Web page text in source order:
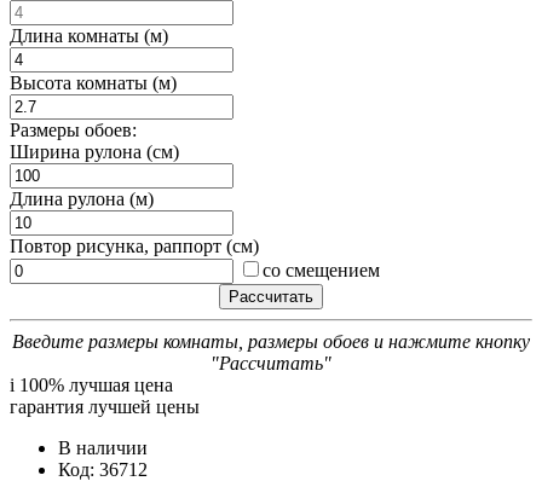
Длина комнаты (м)
Высота комнаты (м)
Размеры обоев:
Ширина рулона (см)
Длина рулона (м)
Повтор рисунка, раппорт (см)
со смещением
Введите размеры комнаты, размеры обоев и нажмите кнопку
"Рассчитать"
i 100% лучшая цена
гарантия лучшей цены
В наличии
Код: 36712